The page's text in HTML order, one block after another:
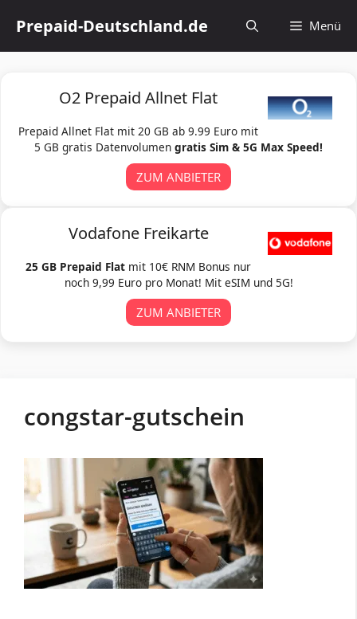
Inhalt
springen
Prepaid-Deutschland.de Menü
O2 Prepaid Allnet Flat
Prepaid Allnet Flat mit 20 GB ab 9.99 Euro mit
5 GB gratis Datenvolumen gratis Sim & 5G Max Speed!
ZUM ANBIETER
Vodafone Freikarte
25 GB Prepaid Flat mit 10€ RNM Bonus nur
noch 9,99 Euro pro Monat! Mit eSIM und 5G!
ZUM ANBIETER
congstar-gutschein